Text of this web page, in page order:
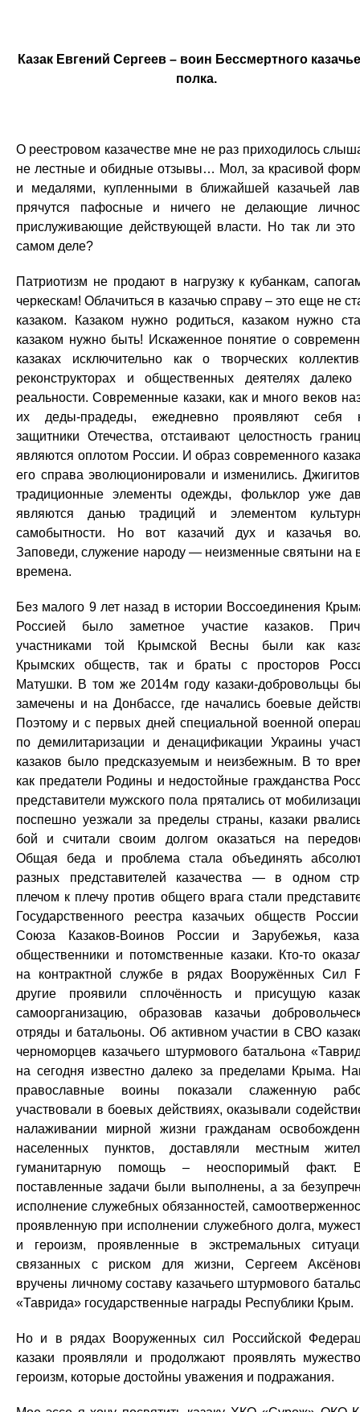
Казак Евгений Сергеев – воин Бессмертного
полка.
О реестровом казачестве мне не раз приходилось
не лестные и обидные отзывы… Мол, за красивой
и медалями, купленными в ближайшей казачьей
прячутся пафосные и ничего не делающие
прислуживающие действующей власти. Но так ли это
самом деле?
Патриотизм не продают в нагрузку к кубанкам,
черкескам! Облачиться в казачью справу – это еще не
казаком. Казаком нужно родиться, казаком нужно
казаком нужно быть! Искаженное понятие о
казаках исключительно как о творческих
реконструкторах и общественных деятелях далеко
реальности. Современные казаки, как и много веков
их деды-прадеды, ежедневно проявляют себя
защитники Отечества, отстаивают целостность
являются оплотом России. И образ современного
его справа эволюционировали и изменились.
традиционные элементы одежды, фольклор уже
являются данью традиций и элементом
самобытности. Но вот казачий дух и казачья
Заповеди, служение народу — неизменные святыни на
времена.
Без малого 9 лет назад в истории Воссоединения
Россией было заметное участие казаков.
участниками той Крымской Весны были как
Крымских обществ, так и браты с просторов
Матушки. В том же 2014м году казаки-добровольцы
замечены и на Донбассе, где начались боевые
Поэтому и с первых дней специальной военной
по демилитаризации и денацификации Украины
казаков было предсказуемым и неизбежным. В то
как предатели Родины и недостойные гражданства
представители мужского пола прятались от
поспешно уезжали за пределы страны, казаки
бой и считали своим долгом оказаться на
Общая беда и проблема стала объединять
разных представителей казачества — в одном
плечом к плечу против общего врага стали
Государственного реестра казачьих обществ
Союза Казаков-Воинов России и Зарубежья,
общественники и потомственные казаки. Кто-то
на контрактной службе в рядах Вооружённых Сил
другие проявили сплочённость и присущую
самоорганизацию, образовав казачьи
отряды и батальоны. Об активном участии в СВО
черноморцев казачьего штурмового батальона
на сегодня известно далеко за пределами Крыма.
православные воины показали слаженную
участвовали в боевых действиях, оказывали
налаживании мирной жизни гражданам
населенных пунктов, доставляли местным
гуманитарную помощь – неоспоримый факт.
поставленные задачи были выполнены, а за
исполнение служебных обязанностей,
проявленную при исполнении служебного долга,
и героизм, проявленные в экстремальных
связанных с риском для жизни, Сергеем
вручены личному составу казачьего штурмового
«Таврида» государственные награды Республики Крым.
Но и в рядах Вооруженных сил Российской
казаки проявляли и продолжают проявлять
героизм, которые достойны уважения и подражания.